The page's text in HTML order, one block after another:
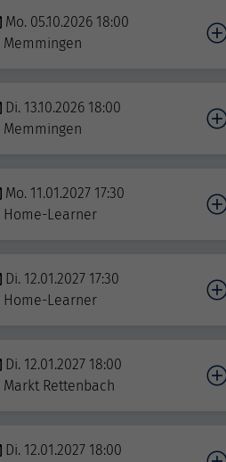
Mo. 05.10.2026 18:00
Memmingen
Di. 13.10.2026 18:00
Memmingen
Mo. 11.01.2027 17:30
Home-Learner
Di. 12.01.2027 17:30
Home-Learner
Di. 12.01.2027 18:00
Markt Rettenbach
Di. 12.01.2027 18:00